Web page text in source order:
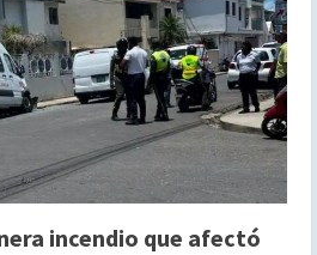
incendio que afectó